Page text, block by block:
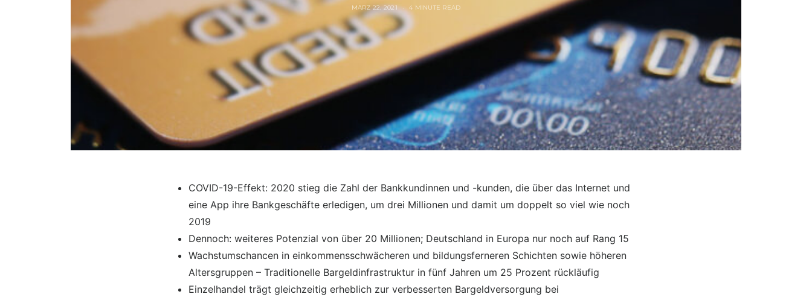
MÄRZ 22, 2021 4 MINUTE READ
COVID-19-Effekt: 2020 stieg die Zahl der Bankkundinnen und -kunden, die über das Internet und
eine App ihre Bankgeschäfte erledigen, um drei Millionen und damit um doppelt so viel wie noch
2019
Dennoch: weiteres Potenzial von über 20 Millionen; Deutschland in Europa nur noch auf Rang 15
Wachstumschancen in einkommensschwächeren und bildungsferneren Schichten sowie höheren
Altersgruppen – Traditionelle Bargeldinfrastruktur in fünf Jahren um 25 Prozent rückläufig
Einzelhandel trägt gleichzeitig erheblich zur verbesserten Bargeldversorgung bei